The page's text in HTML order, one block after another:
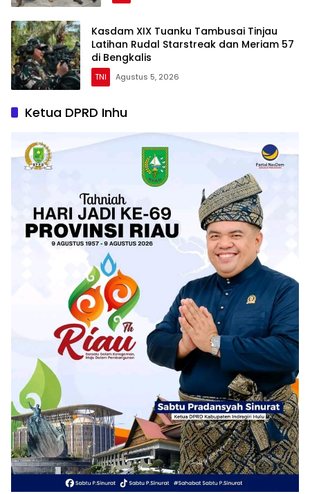
Kasdam XIX Tuanku Tambusai Tinjau
Latihan Rudal Starstreak dan Meriam 57
di Bengkalis
TNI Agustus 5, 2026
Ketua DPRD Inhu